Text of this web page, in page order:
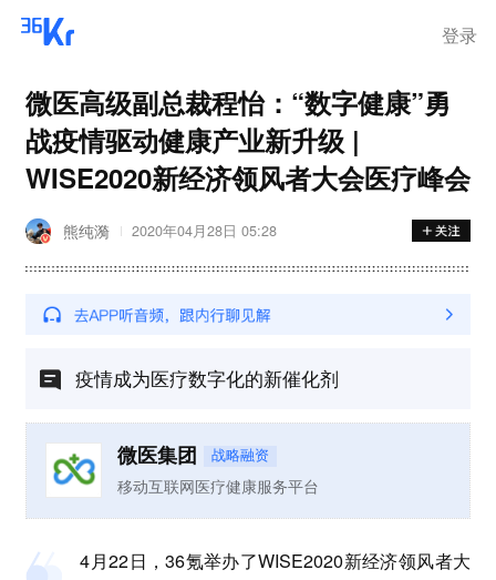
登录
微医高级副总裁程怡：“数字健康”勇
战疫情驱动健康产业新升级 |
WISE2020新经济领风者大会医疗峰会
熊纯漪 2020年04月28日 05:28
疫情成为医疗数字化的新催化剂
微医集团 战略融资
移动互联网医疗健康服务平台
4月22日，36氪举办了WISE2020新经济领风者大